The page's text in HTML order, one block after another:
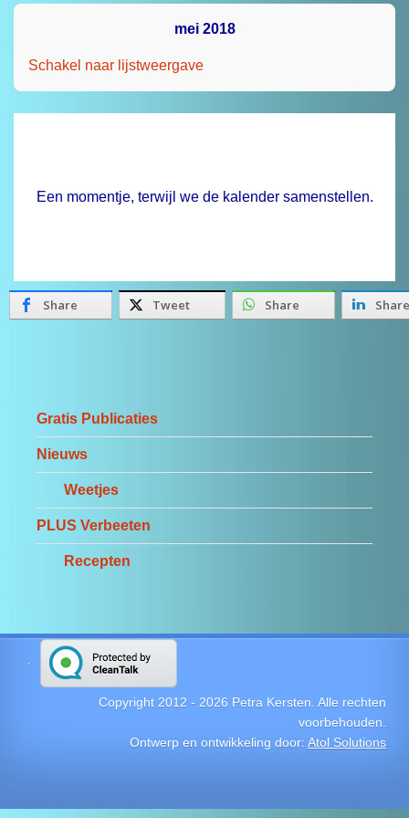
mei 2018
Schakel naar lijstweergave
Een momentje, terwijl we de kalender samenstellen.
Share Tweet Share
Gratis Publicaties
Nieuws
Weetjes
PLUS Verbeeten
Recepten
Copyright 2012 - 2026 Petra Kersten. Alle rechten
voorbehouden.
Ontwerp en ontwikkeling door: Atol Solutions